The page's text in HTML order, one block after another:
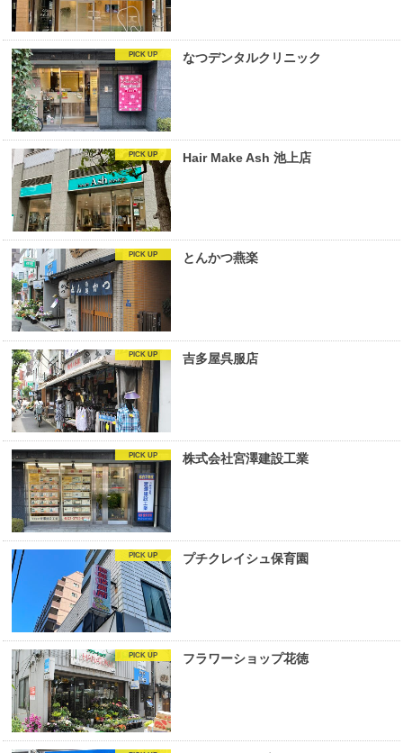
なつデンタルクリニック
Hair Make Ash 池上店
とんかつ燕楽
吉多屋呉服店
株式会社宮澤建設工業
プチクレイシュ保育園
フラワーショップ花徳